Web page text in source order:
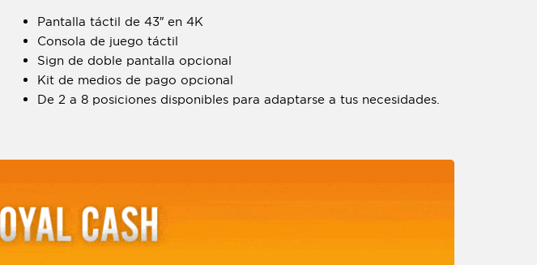
Pantalla táctil de 43″ en 4K
Consola de juego táctil
Sign de doble pantalla opcional
Kit de medios de pago opcional
De 2 a 8 posiciones disponibles para adaptarse a tus necesidades.